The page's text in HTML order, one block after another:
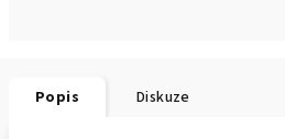
Popis Diskuze